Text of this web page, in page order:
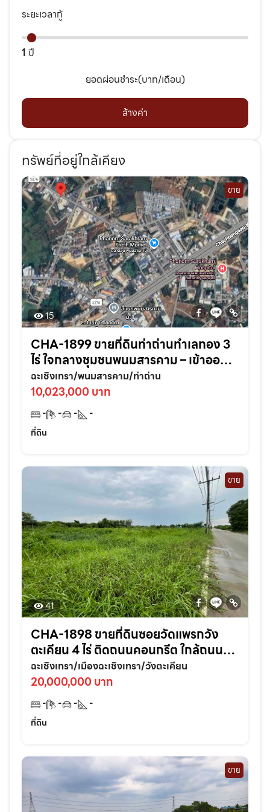
ระยะเวลากู้
1 ปี
ยอดผ่อนชำระ(บาท/เดือน)
ล้างค่า
ทรัพย์ที่อยู่ใกล้เคียง
ขาย
15
CHA-1899 ขายที่ดินท่าถ่านทำเลทอง 3
ไร่ ใจกลางชุมชนพนมสารคาม – เข้าออก
สะดวก ใกล้ถนนใหญ่3076เพียง 70 เมตร
จ.ฉะเชิงเทรา
ฉะเชิงเทรา/พนมสารคาม/ท่าถ่าน
10,023,000 บาท
- - -
-
ที่ดิน
ขาย
41
CHA-1898 ขายที่ดินซอยวัดแพรกวัง
ตะเคียน 4 ไร่ ติดถนนคอนกรีต ใกล้ถนน
เส้นสุวินทวงศ์304-800เมตร อ.เมือง
ฉะเชิงเทรา
ฉะเชิงเทรา/เมืองฉะเชิงเทรา/วังตะเคียน
20,000,000 บาท
- - -
-
ที่ดิน
ขาย